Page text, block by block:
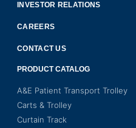
INVESTOR RELATIONS
CAREERS
CONTACT US
PRODUCT CATALOG
A&E Patient Transport Trolley
Carts & Trolley
Curtain Track